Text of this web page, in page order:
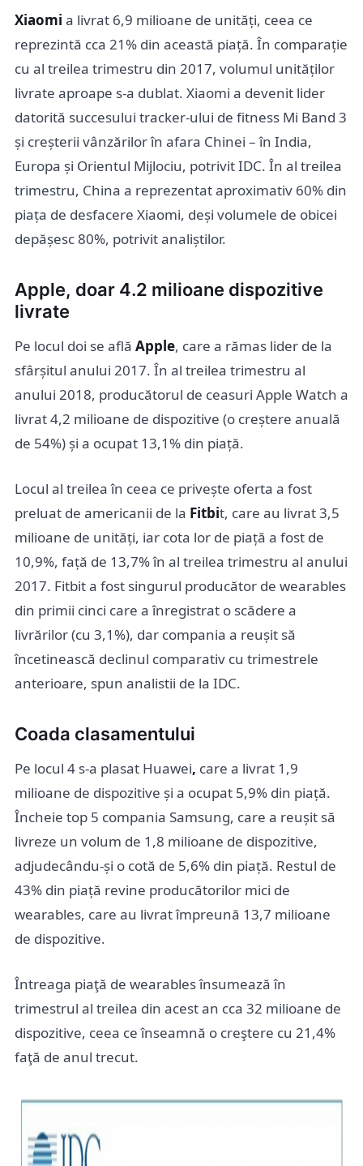
Xiaomi a livrat 6,9 milioane de unități, ceea ce
reprezintă cca 21% din această piață. În comparație
cu al treilea trimestru din 2017, volumul unităților
livrate aproape s-a dublat. Xiaomi a devenit lider
datorită succesului tracker-ului de fitness Mi Band 3
și creșterii vânzărilor în afara Chinei – în India,
Europa și Orientul Mijlociu, potrivit IDC. În al treilea
trimestru, China a reprezentat aproximativ 60% din
piața de desfacere Xiaomi, deși volumele de obicei
depășesc 80%, potrivit analiștilor.
Apple, doar 4.2 milioane dispozitive
livrate
Pe locul doi se află Apple, care a rămas lider de la
sfârșitul anului 2017. În al treilea trimestru al
anului 2018, producătorul de ceasuri Apple Watch a
livrat 4,2 milioane de dispozitive (o creștere anuală
de 54%) și a ocupat 13,1% din piață.
Locul al treilea în ceea ce privește oferta a fost
preluat de americanii de la Fitbit, care au livrat 3,5
milioane de unități, iar cota lor de piață a fost de
10,9%, față de 13,7% în al treilea trimestru al anului
2017. Fitbit a fost singurul producător de wearables
din primii cinci care a înregistrat o scădere a
livrărilor (cu 3,1%), dar compania a reușit să
încetinească declinul comparativ cu trimestrele
anterioare, spun analistii de la IDC.
Coada clasamentului
Pe locul 4 s-a plasat Huawei, care a livrat 1,9
milioane de dispozitive și a ocupat 5,9% din piață.
Încheie top 5 compania Samsung, care a reușit să
livreze un volum de 1,8 milioane de dispozitive,
adjudecându-și o cotă de 5,6% din piață. Restul de
43% din piață revine producătorilor mici de
wearables, care au livrat împreună 13,7 milioane
de dispozitive.
Întreaga piaţă de wearables însumează în
trimestrul al treilea din acest an cca 32 milioane de
dispozitive, ceea ce înseamnă o creştere cu 21,4%
faţă de anul trecut.